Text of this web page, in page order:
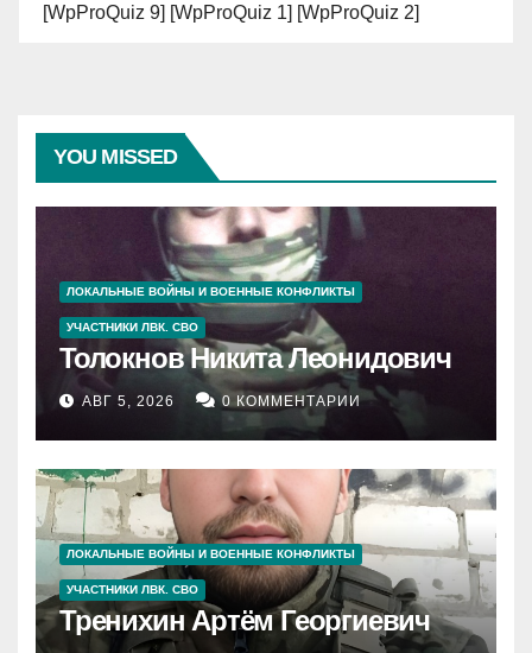
[WpProQuiz 9] [WpProQuiz 1] [WpProQuiz 2]
YOU MISSED
ЛОКАЛЬНЫЕ ВОЙНЫ И ВОЕННЫЕ КОНФЛИКТЫ
УЧАСТНИКИ ЛВК. СВО
Толокнов Никита Леонидович
АВГ 5, 2026 0 КОММЕНТАРИИ
ЛОКАЛЬНЫЕ ВОЙНЫ И ВОЕННЫЕ КОНФЛИКТЫ
УЧАСТНИКИ ЛВК. СВО
Тренихин Артём Георгиевич